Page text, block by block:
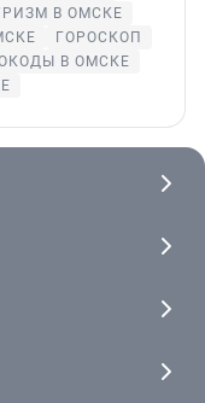
В ОМСКЕ
ГОРОСКОП
В ОМСКЕ